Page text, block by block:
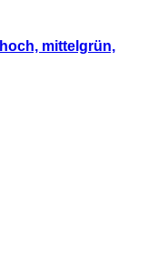
mittelgrün,